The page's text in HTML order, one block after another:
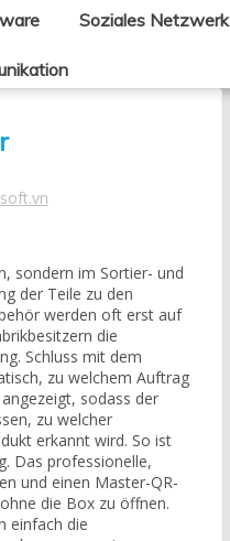
Soziales Netzwerk
sondern im Sortier- und
der Teile zu den
werden oft erst auf
die
Schluss mit dem
zu welchem Auftrag
sodass der
zu welcher
erkannt wird. So ist
Das professionelle,
und einen Master-QR-
die Box zu öffnen.
einfach die